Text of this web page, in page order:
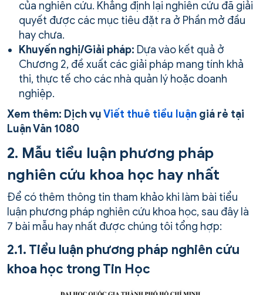
của nghiên cứu. Khẳng định lại nghiên cứu đã giải
quyết được các mục tiêu đặt ra ở Phần mở đầu
hay chưa.
Khuyến nghị/Giải pháp: Dựa vào kết quả ở
Chương 2, đề xuất các giải pháp mang tính khả
thi, thực tế cho các nhà quản lý hoặc doanh
nghiệp.
Xem thêm: Dịch vụViết thuê tiểu luận giá rẻ tại
Luận Văn 1080
2. Mẫu tiểu luận phương pháp
nghiên cứu khoa học hay nhất
Để có thêm thông tin tham khảo khi làm bài tiểu
luận phương pháp nghiên cứu khoa học, sau đây là
7 bài mẫu hay nhất được chúng tôi tổng hợp:
2.1. Tiểu luận phương pháp nghiên cứu
khoa học trong Tin Học